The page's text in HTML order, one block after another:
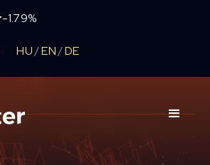
-1.79%
HU /EN /DE